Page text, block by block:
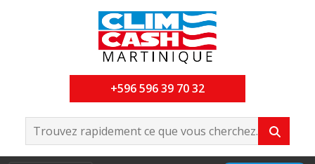
+596 596 39 70 32